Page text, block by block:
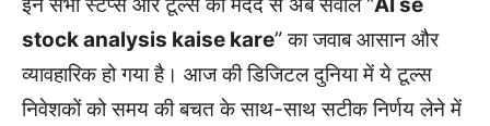
stock analysis kaise kare” का जवाब आसान और
व्यावहारिक हो गया है। आज की डिजिटल दुनिया में ये टूल्स
निवेशकों को समय की बचत के साथ-साथ सटीक निर्णय लेने में